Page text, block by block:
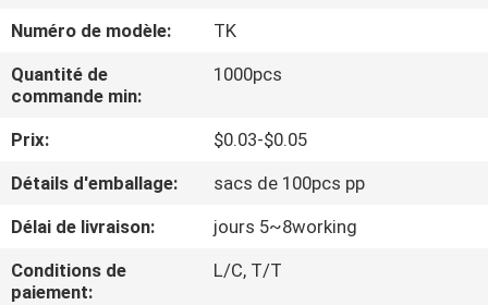
VISITE
CONTRÔLE
DE
QUALITÉ
Numéro de modèle:
TK
Quantité de
commande min:
1000pcs
Prix:
$0.03-$0.05
Détails d'emballage:
sacs de 100pcs pp
Délai de livraison:
jours 5~8working
Conditions de
paiement:
L/C, T/T